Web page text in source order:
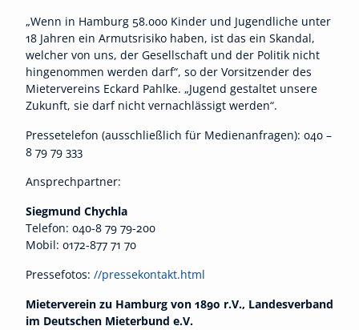
„Wenn in Hamburg 58.000 Kinder und Jugendliche unter
18 Jahren ein Armutsrisiko haben, ist das ein Skandal,
welcher von uns, der Gesellschaft und der Politik nicht
hingenommen werden darf“, so der Vorsitzender des
Mietervereins Eckard Pahlke. „Jugend gestaltet unsere
Zukunft, sie darf nicht vernachlässigt werden“.
Pressetelefon (ausschließlich für Medienanfragen): 040 –
8 79 79 333
Ansprechpartner:
Siegmund Chychla
Telefon: 040-8 79 79-200
Mobil: 0172-877 71 70
Pressefotos: //pressekontakt.html
Mieterverein zu Hamburg von 1890 r.V., Landesverband
im Deutschen Mieterbund e.V.